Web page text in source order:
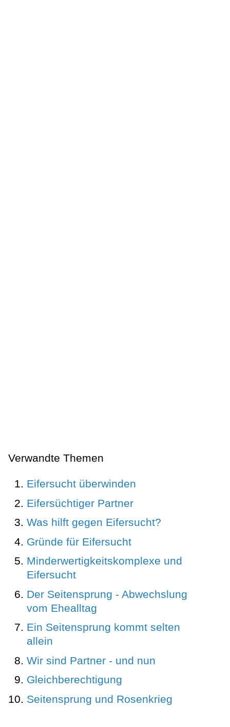
Verwandte Themen
Eifersucht überwinden
Eifersüchtiger Partner
Was hilft gegen Eifersucht?
Gründe für Eifersucht
Minderwertigkeitskomplexe und
Eifersucht
Der Seitensprung - Abwechslung
vom Ehealltag
Ein Seitensprung kommt selten
allein
Wir sind Partner - und nun
Gleichberechtigung
Seitensprung und Rosenkrieg